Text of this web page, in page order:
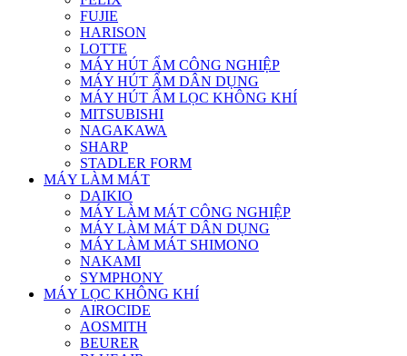
FUJIE
HARISON
LOTTE
MÁY HÚT ẨM CÔNG NGHIỆP
MÁY HÚT ẨM DÂN DỤNG
MÁY HÚT ẨM LỌC KHÔNG KHÍ
MITSUBISHI
NAGAKAWA
SHARP
STADLER FORM
MÁY LÀM MÁT
DAIKIO
MÁY LÀM MÁT CÔNG NGHIỆP
MÁY LÀM MÁT DÂN DỤNG
MÁY LÀM MÁT SHIMONO
NAKAMI
SYMPHONY
MÁY LỌC KHÔNG KHÍ
AIROCIDE
AOSMITH
BEURER